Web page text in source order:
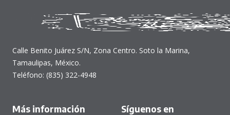
Calle Benito Juárez S/N, Zona Centro. Soto la Marina,
Tamaulipas, México.
Teléfono: (835) 322-4948
Más información Síguenos en